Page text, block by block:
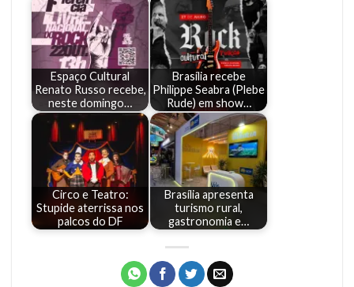
Espaço Cultural
Renato Russo recebe,
neste domingo…
Brasília recebe
Philippe Seabra (Plebe
Rude) em show…
Circo e Teatro:
Stupide aterrissa nos
palcos do DF
Brasília apresenta
turismo rural,
gastronomia e…